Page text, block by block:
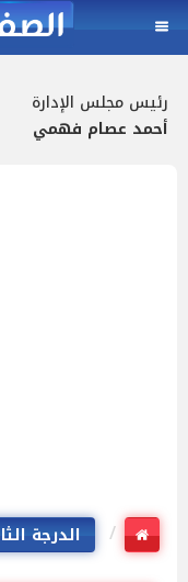
رئيس مجلس الإدارة
أحمد عصام فهمي
الدرجة